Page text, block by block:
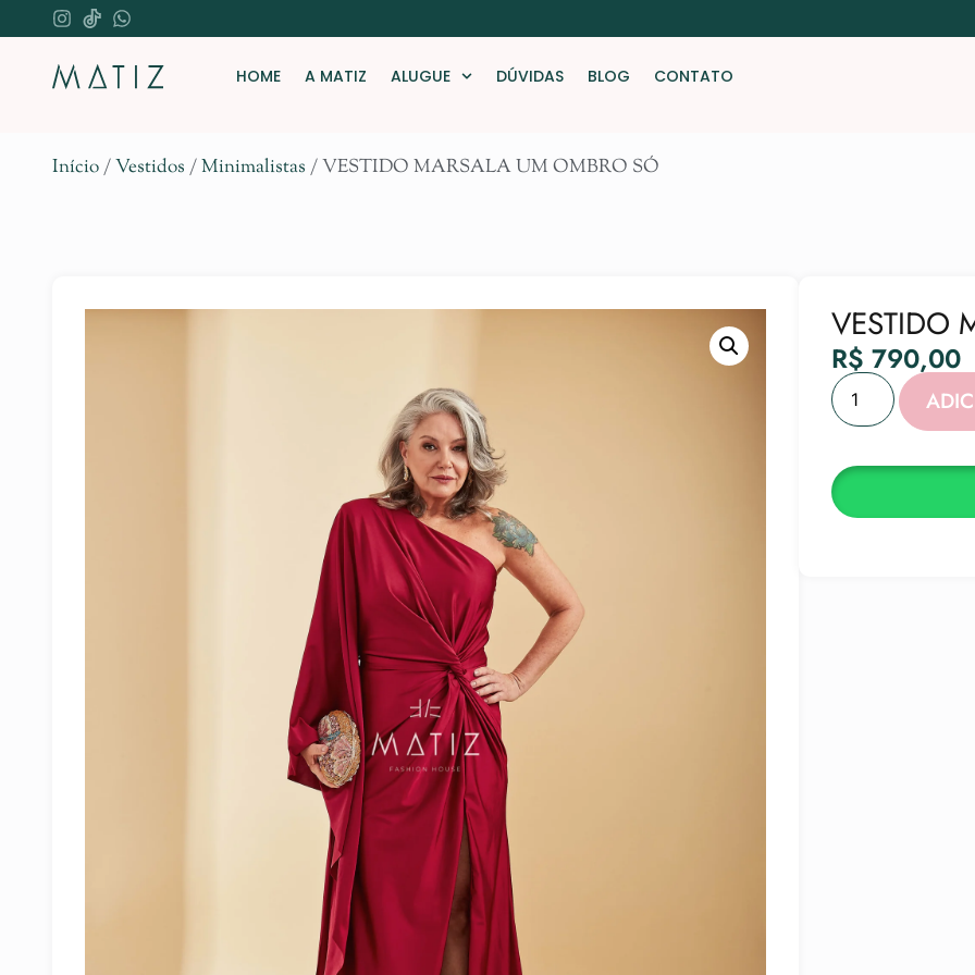
HOME A MATIZ ALUGUE DÚVIDAS BLOG CONTATO
Início/Vestidos /Minimalistas / VESTIDO MARSALA UM OMBRO SÓ
VESTIDO
R$ 790,00